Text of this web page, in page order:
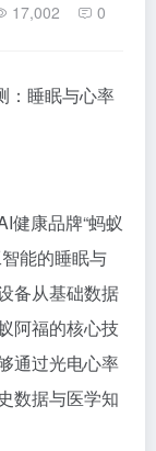
17,002 0
：睡眠与心率
健康品牌“蚂蚁
能的睡眠与
备从基础数据
阿福的核心技
通过光电心率
数据与医学知